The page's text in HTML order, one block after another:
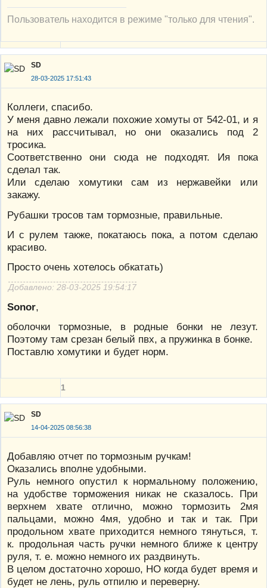
Пользователь находится в режиме "только для чтения".
SD
28-03-2025 17:51:43
Коллеги, спасибо.
У меня давно лежали похожие хомуты от 542-01, и я
на них рассчитывал, но они оказались под 2
тросика.
Соответственно они сюда не подходят. Ия пока
сделал так.
Или сделаю хомутики сам из нержавейки или
закажу.
Рубашки тросов там тормозные, правильные.
И с рулем также, покатаюсь пока, а потом сделаю
красиво.
Просто очень хотелось обкатать)
Добавлено: 28-03-2025 19:54:17
Sonor,
оболочки тормозные, в родные бонки не лезут.
Поэтому там срезан белый пвх, а пружинка в бонке.
Поставлю хомутики и будет норм.
1
SD
14-04-2025 08:56:38
Добавляю отчет по тормозным ручкам!
Оказались вполне удобными.
Руль немного опустил к нормальному положению,
на удобстве торможения никак не сказалось. При
верхнем хвате отлично, можно тормозить 2мя
пальцами, можно 4мя, удобно и так и так. При
продольном хвате приходится немного тянуться, т.
к. продольная часть ручки немного ближе к центру
руля, т. е. можно немного их раздвинуть.
В целом достаточно хорошо, НО когда будет время и
будет не лень, руль отпилю и переверну.